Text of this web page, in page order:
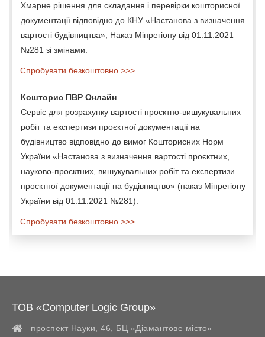
Хмарне рішення для складання і перевірки кошторисної
документації відповідно до КНУ «Настанова з визначення
вартості будівництва», Наказ Мінрегіону від 01.11.2021
№281 зі змінами.
Спробувати безкоштовно >>>
Кошторис ПВР Онлайн
Сервіс для розрахунку вартості проєктно-вишукувальних
робіт та експертизи проєктної документації на
будівництво відповідно до вимог Кошторисних Норм
України «Настанова з визначення вартості проєктних,
науково-проєктних, вишукувальних робіт та експертизи
проєктної документації на будівництво» (наказ Мінрегіону
України від 01.11.2021 №281).
Спробувати безкоштовно >>>
ТОВ «Computer Logic Group»
проспект Науки, 46, БЦ «Діамантове місто»